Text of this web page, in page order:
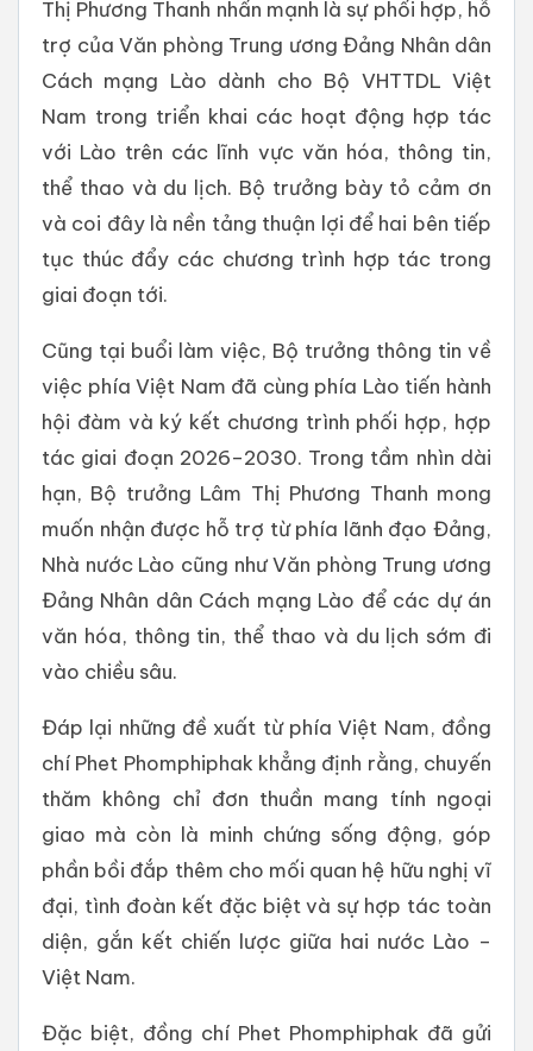
Thị Phương Thanh nhấn mạnh là sự phối hợp, hỗ
trợ của Văn phòng Trung ương Đảng Nhân dân
Cách mạng Lào dành cho Bộ VHTTDL Việt
Nam trong triển khai các hoạt động hợp tác
với Lào trên các lĩnh vực văn hóa, thông tin,
thể thao và du lịch. Bộ trưởng bày tỏ cảm ơn
và coi đây là nền tảng thuận lợi để hai bên tiếp
tục thúc đẩy các chương trình hợp tác trong
giai đoạn tới.
Cũng tại buổi làm việc, Bộ trưởng thông tin về
việc phía Việt Nam đã cùng phía Lào tiến hành
hội đàm và ký kết chương trình phối hợp, hợp
tác giai đoạn 2026–2030. Trong tầm nhìn dài
hạn, Bộ trưởng Lâm Thị Phương Thanh mong
muốn nhận được hỗ trợ từ phía lãnh đạo Đảng,
Nhà nước Lào cũng như Văn phòng Trung ương
Đảng Nhân dân Cách mạng Lào để các dự án
văn hóa, thông tin, thể thao và du lịch sớm đi
vào chiều sâu.
Đáp lại những đề xuất từ phía Việt Nam, đồng
chí Phet Phomphiphak khẳng định rằng, chuyến
thăm không chỉ đơn thuần mang tính ngoại
giao mà còn là minh chứng sống động, góp
phần bồi đắp thêm cho mối quan hệ hữu nghị vĩ
đại, tình đoàn kết đặc biệt và sự hợp tác toàn
diện, gắn kết chiến lược giữa hai nước Lào –
Việt Nam.
Đặc biệt, đồng chí Phet Phomphiphak đã gửi